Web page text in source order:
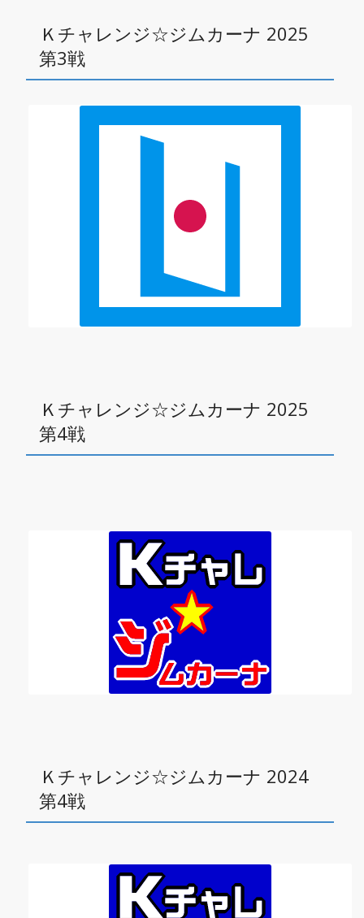
Ｋチャレンジ☆ジムカーナ 2025
第3戦
Ｋチャレンジ☆ジムカーナ 2025
第4戦
Ｋチャレンジ☆ジムカーナ 2024
第4戦